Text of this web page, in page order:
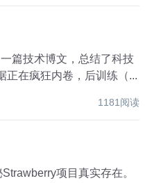
篇技术博文，总结了科技
正在疯狂内卷，后训练（...
1181阅读
项目真实存在。